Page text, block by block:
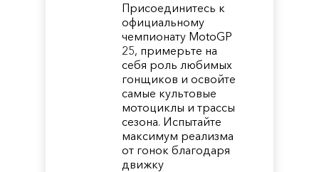
Присоединитесь к
официальному
чемпионату MotoGP
25, примерьте на
себя роль любимых
гонщиков и освойте
самые культовые
мотоциклы и трассы
сезона. Испытайте
максимум реализма
от гонок благодаря
движку